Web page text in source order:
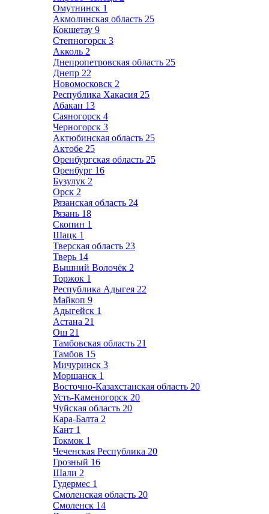
Омутнинск 1
Акмолинская область 25
Кокшетау 9
Степногорск 3
Акколь 2
Днепропетровская область 25
Днепр 22
Новомосковск 2
Республика Хакасия 25
Абакан 13
Саяногорск 4
Черногорск 3
Актюбинская область 25
Актобе 25
Оренбургская область 25
Оренбург 16
Бузулук 2
Орск 2
Рязанская область 24
Рязань 18
Скопин 1
Шацк 1
Тверская область 23
Тверь 14
Вышний Волочёк 2
Торжок 1
Республика Адыгея 22
Майкоп 9
Адыгейск 1
Астана 21
Ош 21
Тамбовская область 21
Тамбов 15
Мичуринск 3
Моршанск 1
Восточно-Казахстанская область 20
Усть-Каменогорск 20
Чуйская область 20
Кара-Балта 2
Кант 1
Токмок 1
Чеченская Республика 20
Грозный 16
Шали 2
Гудермес 1
Смоленская область 20
Смоленск 14